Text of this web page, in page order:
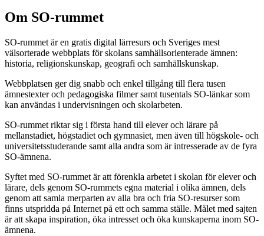
Om SO-rummet
SO-rummet är en gratis digital lärresurs och Sveriges mest
välsorterade webbplats för skolans samhällsorienterade ämnen:
historia, religionskunskap, geografi och samhällskunskap.
Webbplatsen ger dig snabb och enkel tillgång till flera tusen
ämnestexter och pedagogiska filmer samt tusentals SO-länkar som
kan användas i undervisningen och skolarbeten.
SO-rummet riktar sig i första hand till elever och lärare på
mellanstadiet, högstadiet och gymnasiet, men även till högskole- och
universitetsstuderande samt alla andra som är intresserade av de fyra
SO-ämnena.
Syftet med SO-rummet är att förenkla arbetet i skolan för elever och
lärare, dels genom SO-rummets egna material i olika ämnen, dels
genom att samla merparten av alla bra och fria SO-resurser som
finns utspridda på Internet på ett och samma ställe. Målet med sajten
är att skapa inspiration, öka intresset och öka kunskaperna inom SO-
ämnena.